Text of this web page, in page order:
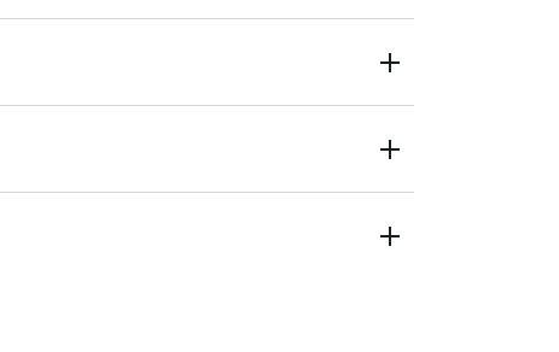
可以在一个直观的界面中为多个资源设置目
可以使用 AWS Auto Scaling 来管理应用程序
可以制定扩展计划，自动确定不同的资源组
监控您的应用程序，并根据需求的变化自动
使要处理周期性、不可预测或不断变化的工